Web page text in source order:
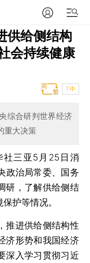
供给侧结构
会持续健康
T中
综合研判世界经济
重大决策
社三亚5月25日消
政治局常委、国务
研，了解供给侧结
护等情况。
进供给侧结构性
济形势和我国经济
深入学习贯彻习近